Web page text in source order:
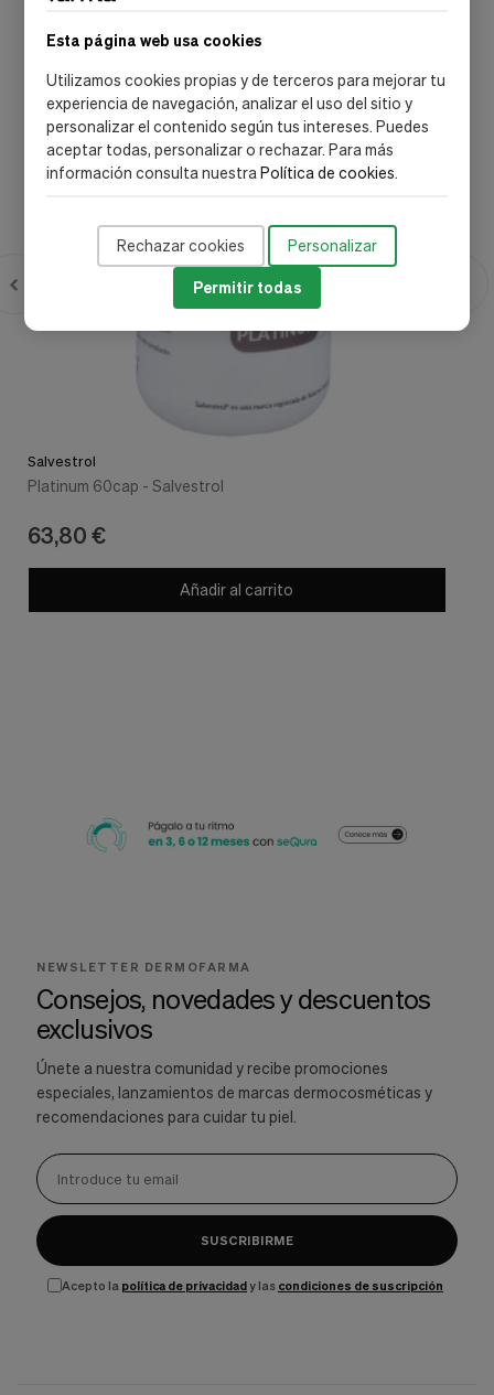
Esta página web usa cookies
Utilizamos cookies propias y de terceros para mejorar tu
experiencia de navegación, analizar el uso del sitio y
personalizar el contenido según tus intereses. Puedes
aceptar todas, personalizar o rechazar. Para más
información consulta nuestraPolítica de cookies.
Rechazar cookies Personalizar
Permitir todas
Salvestrol
Platinum 60cap - Salvestrol
63,80 €
Añadir al carrito
NEWSLETTER DERMOFARMA
Consejos, novedades y descuentos
exclusivos
Únete a nuestra comunidad y recibe promociones
especiales, lanzamientos de marcas dermocosméticas y
recomendaciones para cuidar tu piel.
SUSCRIBIRME
Acepto la política de privacidady las condiciones de suscripción